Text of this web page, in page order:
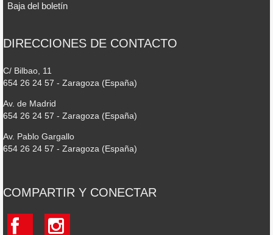
Baja del boletín
DIRECCIONES DE CONTACTO
C/ Bilbao, 11
654 26 24 57 - Zaragoza (España)
Av. de Madrid
654 26 24 57 - Zaragoza (España)
Av. Pablo Gargallo
654 26 24 57 - Zaragoza (España)
COMPARTIR Y CONECTAR